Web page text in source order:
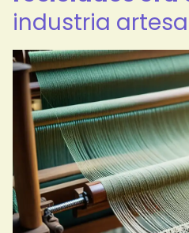
industria